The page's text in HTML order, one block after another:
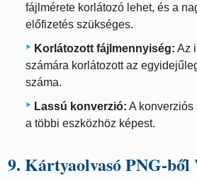
fájlmérete korlátozó lehet, és a
előfizetés szükséges.
Korlátozott fájlmennyiség: Az
számára korlátozott az
száma.
Lassú konverzió: A konverziós
a többi eszközhöz képest.
9. Kártyaolvasó PNG-ből